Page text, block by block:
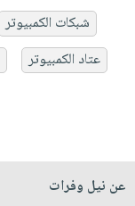
شبكات الكمبيوتر
عتاد الكمبيوتر
عن نيل وفرات